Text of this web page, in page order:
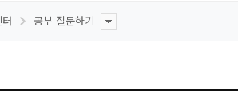
공부 질문하기